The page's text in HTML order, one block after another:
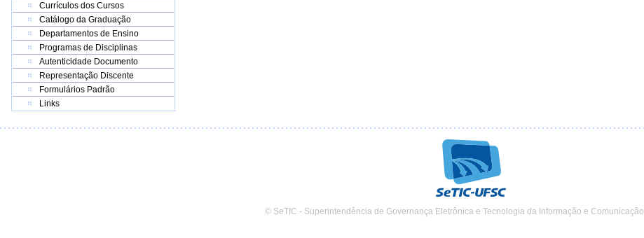
Currículos dos Cursos
Catálogo da Graduação
Departamentos de Ensino
Programas de Disciplinas
Autenticidade Documento
Representação Discente
Formulários Padrão
Links
© SeTIC - Superintendência de Governança Eletrônica e Tecnologia da Informação e Comunicação